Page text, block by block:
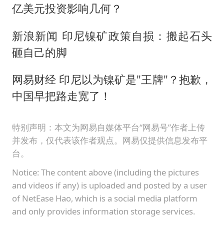
亿美元投资影响几何？
新浪新闻 印尼镍矿政策自损：搬起石头
砸自己的脚
网易财经 印尼以为镍矿是"王牌"？抱歉，
中国早把路走宽了！
特别声明：本文为网易自媒体平台“网易号”作者上传
并发布，仅代表该作者观点。网易仅提供信息发布平
台。
Notice: The content above (including the pictures
and videos if any) is uploaded and posted by a user
of NetEase Hao, which is a social media platform
and only provides information storage services.